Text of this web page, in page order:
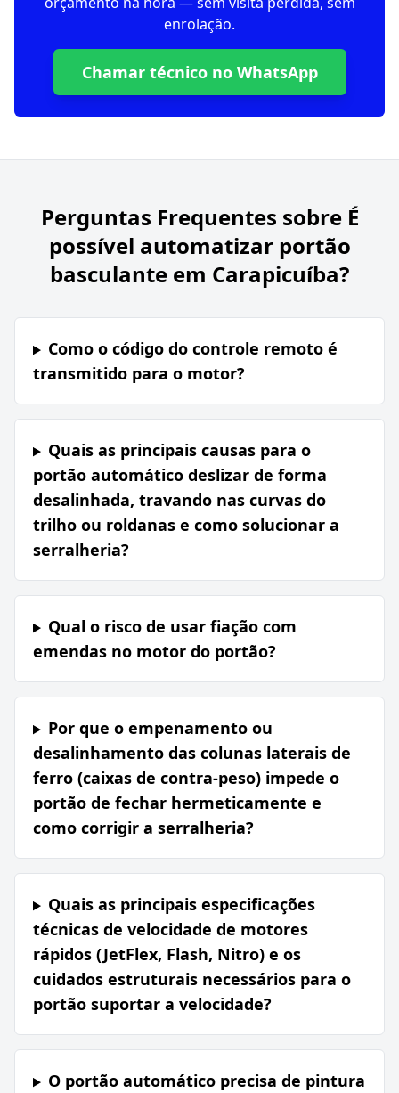
enrolação.
Chamar técnico no WhatsApp
Perguntas Frequentes sobre É
possível automatizar portão
basculante em Carapicuíba?
Como o código do controle remoto é
transmitido para o motor?
Quais as principais causas para o
portão automático deslizar de forma
desalinhada, travando nas curvas do
trilho ou roldanas e como solucionar a
serralheria?
Qual o risco de usar fiação com
emendas no motor do portão?
Por que o empenamento ou
desalinhamento das colunas laterais de
ferro (caixas de contra-peso) impede o
portão de fechar hermeticamente e
como corrigir a serralheria?
Quais as principais especificações
técnicas de velocidade de motores
rápidos (JetFlex, Flash, Nitro) e os
cuidados estruturais necessários para o
portão suportar a velocidade?
O portão automático precisa de pintura